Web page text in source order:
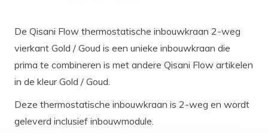
De Qisani Flow thermostatische inbouwkraan 2-weg
vierkant Gold / Goud is een unieke inbouwkraan die
prima te combineren is met andere Qisani Flow artikelen
in de kleur Gold / Goud.
Deze thermostatische inbouwkraan is 2-weg en wordt
geleverd inclusief inbouwmodule.